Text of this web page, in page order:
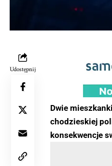
Udostępnij
Dwie
chodzieskiej
konsekwencje